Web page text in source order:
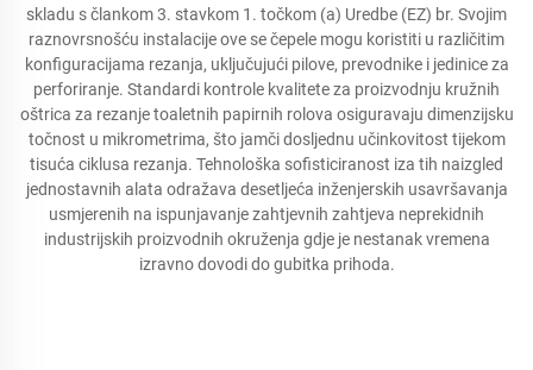
skladu s člankom 3. stavkom 1. točkom (a) Uredbe (EZ) br. Svojim
raznovrsnošću instalacije ove se čepele mogu koristiti u različitim
konfiguracijama rezanja, uključujući pilove, prevodnike i jedinice za
perforiranje. Standardi kontrole kvalitete za proizvodnju kružnih
oštrica za rezanje toaletnih papirnih rolova osiguravaju dimenzijsku
točnost u mikrometrima, što jamči dosljednu učinkovitost tijekom
tisuća ciklusa rezanja. Tehnološka sofisticiranost iza tih naizgled
jednostavnih alata odražava desetljeća inženjerskih usavršavanja
usmjerenih na ispunjavanje zahtjevnih zahtjeva neprekidnih
industrijskih proizvodnih okruženja gdje je nestanak vremena
izravno dovodi do gubitka prihoda.